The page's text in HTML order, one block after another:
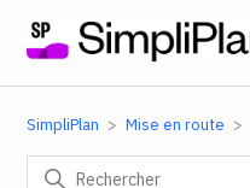
SimpliPlan Mise en route